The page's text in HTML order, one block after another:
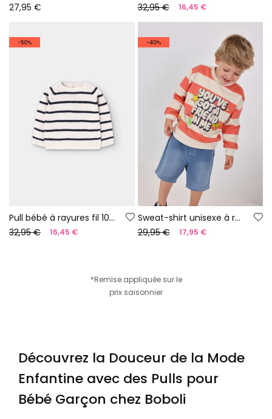
27,95 €
32,95 €
16,45 €
-50%
Pull bébé à rayures fil 100 % recyclé | Limited Edition
32,95 €
16,45 €
-40%
Sweat-shirt unisexe à rayures
29,95 €
17,95 €
*Remise appliquée sur le
prix saisonnier
Découvrez la Douceur de la Mode
Enfantine avec des Pulls pour
Bébé Garçon chez Boboli